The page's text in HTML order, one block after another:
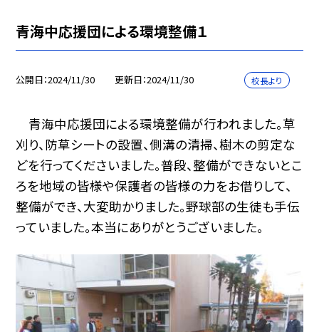
青海中応援団による環境整備１
公開日 2024/11/30 更新日 2024/11/30 校長より
青海中応援団による環境整備が行われました。草
刈り、防草シートの設置、側溝の清掃、樹木の剪定な
どを行ってくださいました。普段、整備ができないとこ
ろを地域の皆様や保護者の皆様の力をお借りして、
整備ができ、大変助かりました。野球部の生徒も手伝
っていました。本当にありがとうございました。